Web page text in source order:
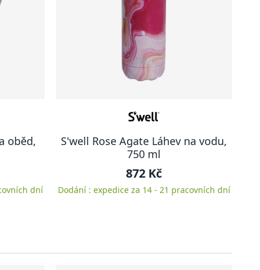
oběd,
dní
S'well Rose Agate Láhev na vodu,
750 ml
872 Kč
Dodání : expedice za 14 - 21 pracovních dní